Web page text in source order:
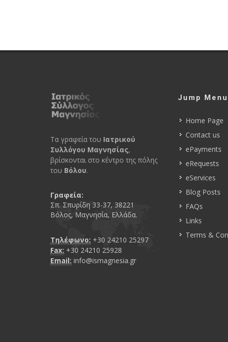
Τα γραφεία του Ιατρικού
Συλλόγου Μαγνησίας,
βρίσκονται στο κέντρο της πόλης
του Βόλου.
Γραφεία:
Σπ. Σπυρίδη 33-37, 38221
Βόλος, Μαγνησία, Ελλάδα.
Τηλέφωνο: +30 24210 25297
Fax: +30 24210 25928
Email: info@ismagnesia.gr
Jump Menu
Home Page
Contact us
ePayments
eRequests
eServices
Blog Posts
FAQs
Links
Terms &